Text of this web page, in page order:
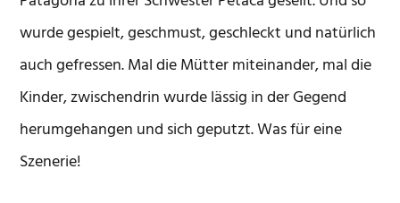
wurde gespielt, geschmust, geschleckt und natürlich
auch gefressen. Mal die Mütter miteinander, mal die
Kinder, zwischendrin wurde lässig in der Gegend
herumgehangen und sich geputzt. Was für eine
Szenerie!